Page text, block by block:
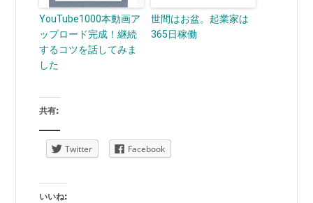
YouTube1000本動画ア
ップロード完成！継続
するコツを話してみま
した
世間はお盆。起業家は
365日稼働
共有:
Twitter Facebook
いいね: